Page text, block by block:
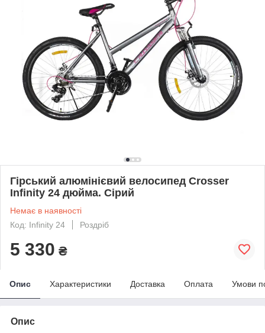
Гірський алюмінієвий велосипед Crosser
Infinity 24 дюйма. Сірий
Немає в наявності
Код: Infinity 24
Роздріб
5 330 ₴
Опис Характеристики Доставка Оплата Умови
Опис